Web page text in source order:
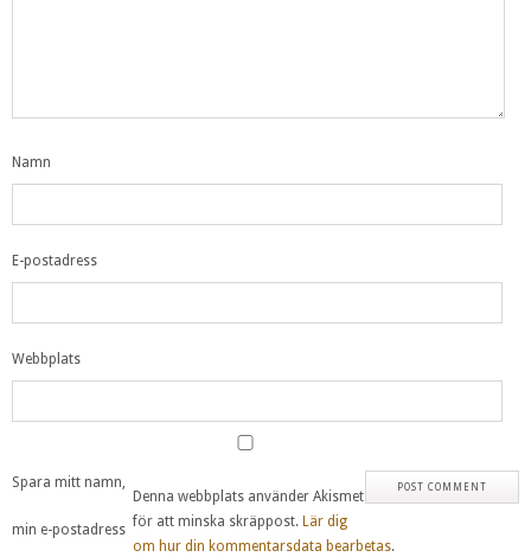
Namn
E-postadress
Webbplats
Spara mitt namn,
min e-postadress
Denna webbplats använder Akismet
för att minska skräppost. Lär dig
om hur din kommentarsdata bearbetas.